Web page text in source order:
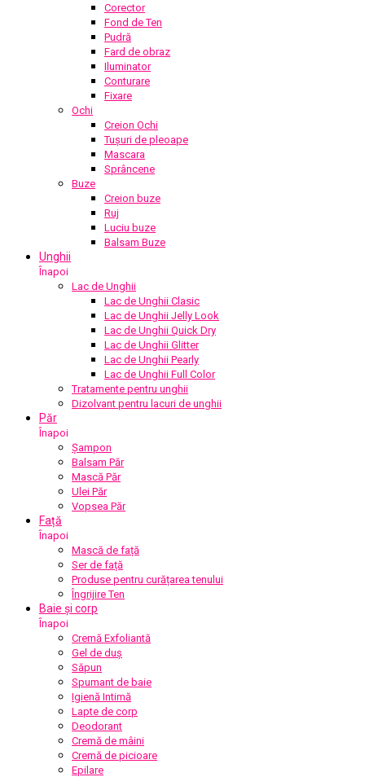
Corector
Fond de Ten
Pudră
Fard de obraz
Iluminator
Conturare
Fixare
Ochi
Creion Ochi
Tușuri de pleoape
Mascara
Sprâncene
Buze
Creion buze
Ruj
Luciu buze
Balsam Buze
Unghii
Înapoi
Lac de Unghii
Lac de Unghii Clasic
Lac de Unghii Jelly Look
Lac de Unghii Quick Dry
Lac de Unghii Glitter
Lac de Unghii Pearly
Lac de Unghii Full Color
Tratamente pentru unghii
Dizolvant pentru lacuri de unghii
Păr
Înapoi
Șampon
Balsam Păr
Mască Păr
Ulei Păr
Vopsea Păr
Față
Înapoi
Mască de față
Ser de față
Produse pentru curățarea tenului
Îngrijire Ten
Baie și corp
Înapoi
Cremă Exfoliantă
Gel de duș
Săpun
Spumant de baie
Igienă Intimă
Lapte de corp
Deodorant
Cremă de mâini
Cremă de picioare
Epilare